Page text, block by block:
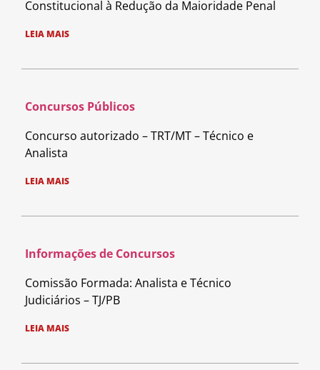
Constitucional à Redução da Maioridade Penal
LEIA MAIS
Concursos Públicos
Concurso autorizado – TRT/MT – Técnico e
Analista
LEIA MAIS
Informações de Concursos
Comissão Formada: Analista e Técnico
Judiciários – TJ/PB
LEIA MAIS